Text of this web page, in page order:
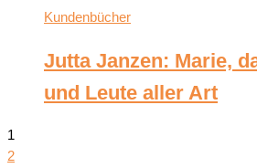
Kundenbücher
Jutta Janzen: Marie,
und Leute aller Art
1
2